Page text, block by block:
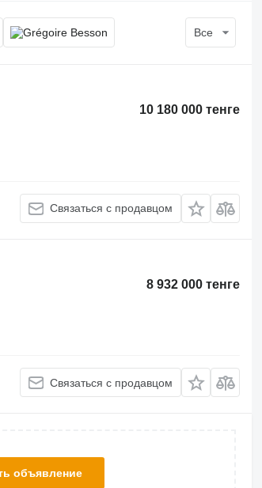
Все
10 180 000 тенге
Связаться с продавцом
8 932 000 тенге
Связаться с продавцом
объявление